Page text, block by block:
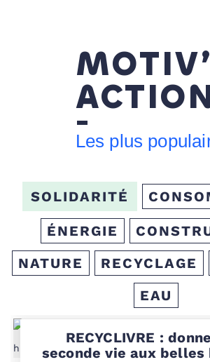
MOTIV’
Les plus
SOLIDARITÉ
ÉNERGIE
NATURE
RECYCLAGE
EAU
RECYCLIVRE :
seconde vie aux